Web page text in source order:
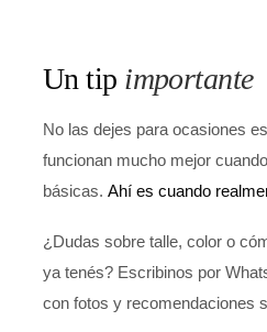
Un tip importante
No las dejes para ocasiones
funcionan mucho mejor
básicas. Ahí es cuando
¿Dudas sobre talle, color o
ya tenés? Escribinos por
con fotos y recomendaciones